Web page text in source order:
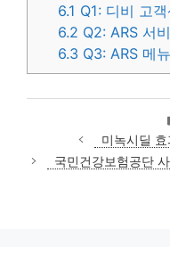
6.1 Q1: 디비 고
6.2 Q2: ARS 서
6.3 Q3: ARS 메
미녹시딜
국민건강보험공단